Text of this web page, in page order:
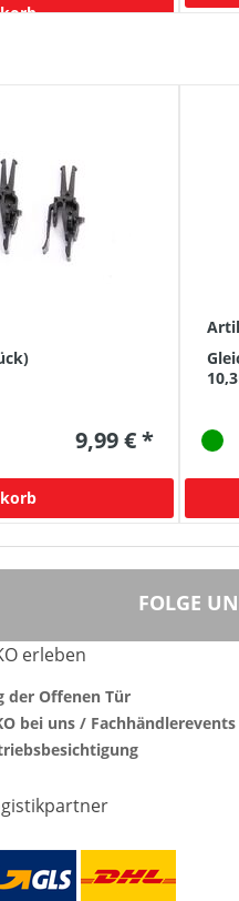
9,99 € *
FOLGE
erleben
der Offenen Tür
bei uns / Fachhändlerevents